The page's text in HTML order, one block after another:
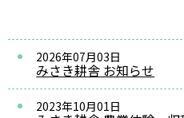
2026年07月03日
みさき耕舎 お知らせ
2023年10月01日